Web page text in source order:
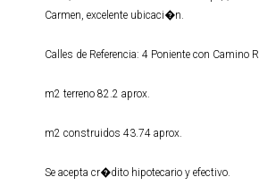
Carmen, excelente ubicaci�n.
Calles de Referencia: 4 Poniente con Camino
m2 terreno 82.2 aprox.
m2 construidos 43.74 aprox.
Se acepta cr�dito hipotecario y efectivo.